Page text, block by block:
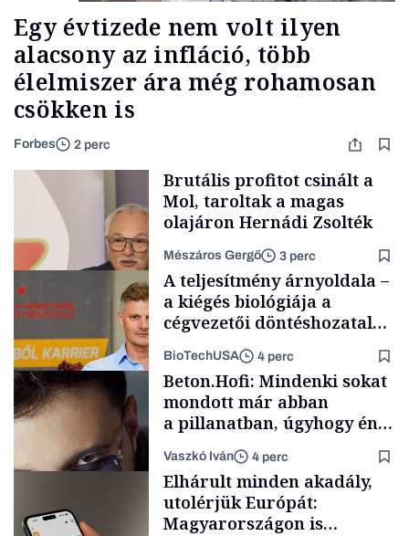
Egy évtizede nem volt ilyen
alacsony az infláció, több
élelmiszer ára még rohamosan
csökken is
Forbes 2 perc
Befektetés
Brutális profitot csinált a
Mol, taroltak a magas
olajáron Hernádi Zsolték
Mészáros Gergő 3 perc
Content Lab HUB
A teljesítmény árnyoldala –
a kiégés biológiája a
cégvezetői döntéshozatal
BioTechUSA 4 perc
Beton.Hofi: Mindenki sokat
mondott már abban
a pillanatban, úgyhogy én
a legsarkosabb
gondolataimat akartam
kimondani
Vaszkó Iván 4 perc
Elhárult minden akadály,
utolérjük Európát:
Magyarországon is